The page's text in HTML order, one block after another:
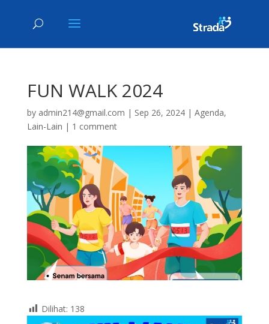
FUN WALK 2024
by admin214@gmail.com | Sep 26, 2024| Agenda,
Lain-Lain | 1 comment
Dilihat: 138